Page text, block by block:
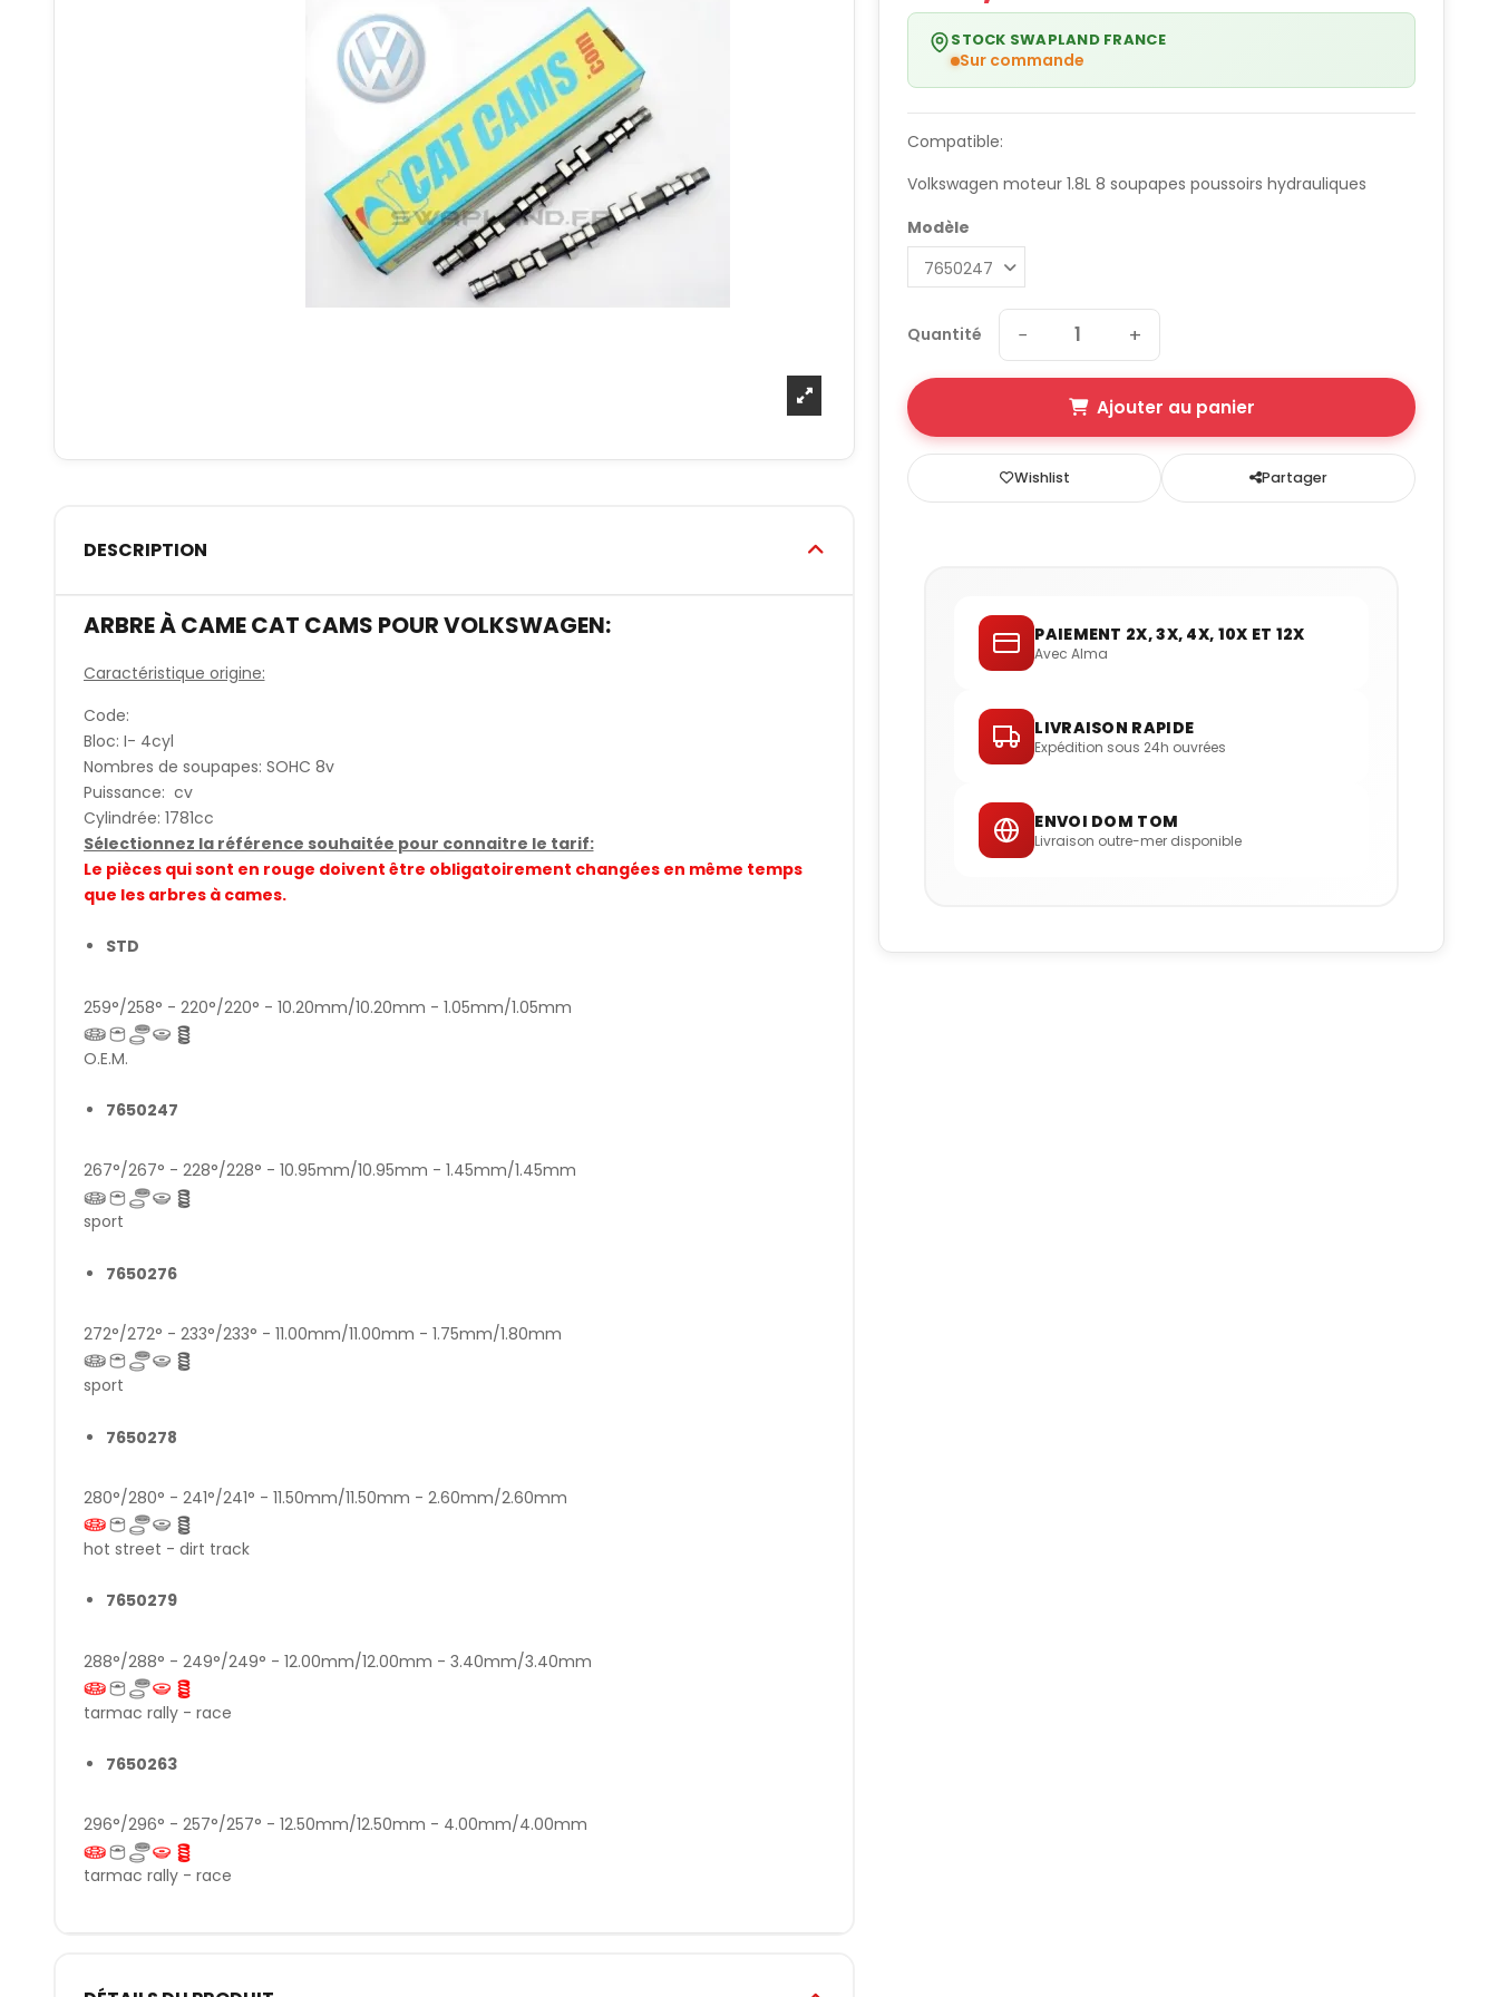
DESCRIPTION
ARBRE À CAME CAT CAMS POUR VOLKSWAGEN:
Caractéristique origine:
Code:
Bloc: I- 4cyl
Nombres de soupapes: SOHC 8v
Puissance: cv
Cylindrée: 1781cc
Sélectionnez la référence souhaitée pour connaitre le tarif:
Le pièces qui sont en rouge doivent être obligatoirement changées en même temps
que les arbres à cames.
STD
259°/258° - 220°/220° - 10.20mm/10.20mm - 1.05mm/1.05mm
O.E.M.
7650247
267°/267° - 228°/228° - 10.95mm/10.95mm - 1.45mm/1.45mm
sport
7650276
272°/272° - 233°/233° - 11.00mm/11.00mm - 1.75mm/1.80mm
sport
7650278
280°/280° - 241°/241° - 11.50mm/11.50mm - 2.60mm/2.60mm
hot street - dirt track
7650279
288°/288° - 249°/249° - 12.00mm/12.00mm - 3.40mm/3.40mm
tarmac rally - race
7650263
296°/296° - 257°/257° - 12.50mm/12.50mm - 4.00mm/4.00mm
tarmac rally - race
STOCK SWAPLAND FRANCE
Sur commande
Compatible:
Volkswagen moteur 1.8L 8 soupapes poussoirs hydrauliques
Modèle
Quantité − +
Ajouter au panier
Wishlist Partager
PAIEMENT 2X, 3X, 4X, 10X ET 12X
Avec Alma
LIVRAISON RAPIDE
Expédition sous 24h ouvrées
ENVOI DOM TOM
Livraison outre-mer disponible